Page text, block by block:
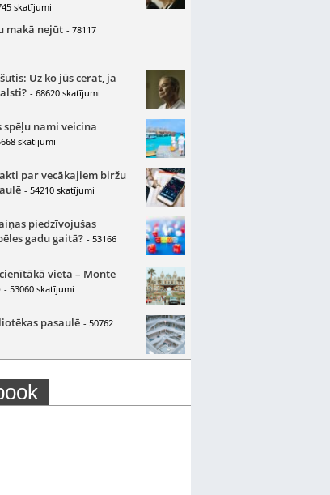
skatījumi
makā nejūt - 78117
Uz ko jūs cerat, ja
- 68620 skatījumi
spēļu nami veicina
skatījumi
par vecākajiem biržu
- 54210 skatījumi
piedzīvojušas
gadu gaitā? - 53166
vieta – Monte
- 53060 skatījumi
pasaulē - 50762